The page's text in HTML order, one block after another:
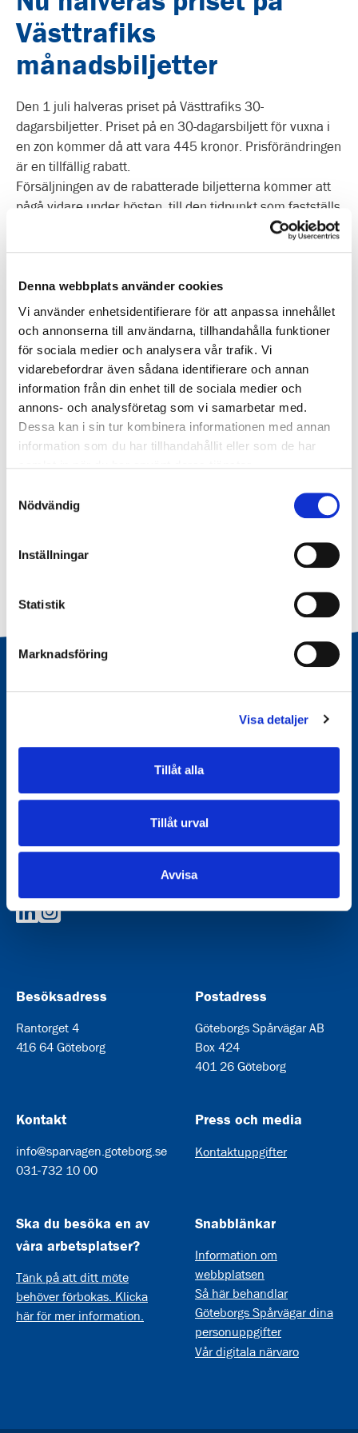
Denna webbplats använder cookies
Vi använder enhetsidentifierare för att anpassa innehållet
och annonserna till användarna, tillhandahålla funktioner
för sociala medier och analysera vår trafik. Vi
vidarebefordrar även sådana identifierare och annan
information från din enhet till de sociala medier och
annons- och analysföretag som vi samarbetar med.
Dessa kan i sin tur kombinera informationen med annan
information som du har tillhandahållit eller som de har
Nödvändig
Inställningar
Statistik
Marknadsföring
Visa detaljer
Tillåt alla
Tillåt urval
Avvisa
Västtrafiks
månadsbiljetter
Den 1 juli halveras priset på Västtrafiks 30-
dagarsbiljetter. Priset på en 30-dagarsbiljett för vuxna i
en zon kommer då att vara 445 kronor. Prisförändringen
är en tillfällig rabatt.
Försäljningen av de rabatterade biljetterna kommer att
pågå vidare under hösten, till den tidpunkt som fastställs
av regeringens förordning. Exakt datum för detta
Pressmeddelande | Västtrafik
Resenärer med frågor hänvisas till Västtrafiks webbsida
”halva priset”.Klicka här om du har frågor eller vill läsa
mer.
Publicerad
17 juni 2026
Kontakt
Katarina Schmidt
Press- och
Göteborgs Spårvägar är ett kommunalägt bolag och har
varit en del av staden sedan 1879. Vi är en av de större
aktörerna i Göteborgs lokaltrafik med målet att göra
resenär. Vi kör alla spårvagnar och levererar också en
mängd andra tjänster i och omkring kollektivtrafiken.
Göteborgs Spårvägar på LinkedIn
Göteborgs Spårvägar på Instagram
Besöksadress
Rantorget 4
416 64 Göteborg
Postadress
Göteborgs Spårvägar AB
Box 424
401 26 Göteborg
Kontakt
info@sparvagen.goteborg.se
031-732 10 00
Press och media
Kontaktuppgifter
Ska du besöka en av
våra arbetsplatser?
Tänk på att ditt möte
behöver förbokas. Klicka
här för mer information.
Snabblänkar
Information om
webbplatsen
Så här behandlar
Göteborgs Spårvägar dina
personuppgifter
Vår digitala närvaro